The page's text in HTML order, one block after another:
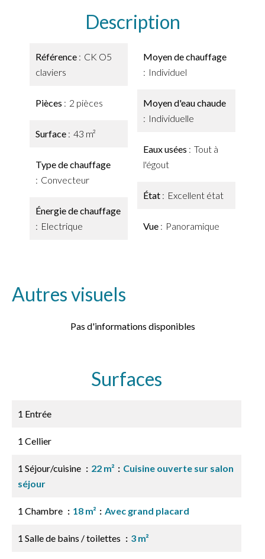
Description
Référence
CK O5
claviers
Pièces 2 pièces
Surface 43 m²
Type de chauffage
Convecteur
Énergie de chauffage
Electrique
Moyen de chauffage
Individuel
Moyen d'eau chaude
Individuelle
Eaux usées
Tout à
l'égout
État Excellent état
Vue Panoramique
Autres visuels
Pas d'informations disponibles
Surfaces
1 Entrée
1 Cellier
1 Séjour/cuisine 22 m²
Cuisine ouverte sur salon
séjour
1 Chambre 18 m² Avec grand placard
1 Salle de bains / toilettes 3 m²